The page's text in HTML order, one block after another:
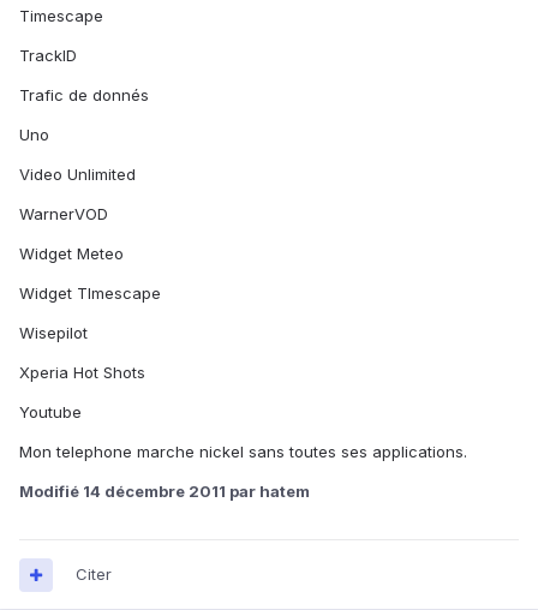
Timescape
TrackID
Trafic de donnés
Uno
Video Unlimited
WarnerVOD
Widget Meteo
Widget TImescape
Wisepilot
Xperia Hot Shots
Youtube
Mon telephone marche nickel sans toutes ses applications.
Modifié 14 décembre 2011 par hatem
Citer